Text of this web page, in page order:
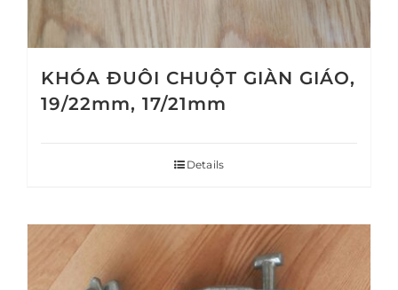
KHÓA ĐUÔI CHUỘT GIÀN GIÁO,
19/22mm, 17/21mm
Details